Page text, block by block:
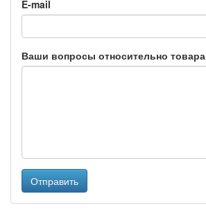
E-mail
Ваши вопросы относительно товара
Отправить